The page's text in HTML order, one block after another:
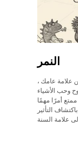
النمر
علامة عامك ،
وحب الأشياء
أمرًا مهمًا
التأثير